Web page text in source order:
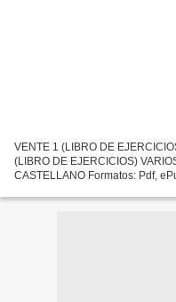
VENTE 1 (LIBRO DE
(LIBRO DE EJERCICIOS)
CASTELLANO Formatos: Pdf,
Descargar...